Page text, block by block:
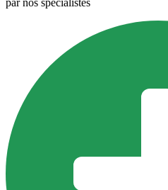
par nos spécialistes